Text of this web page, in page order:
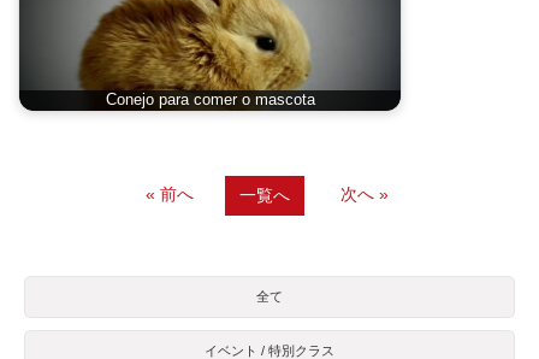
Conejo para comer o mascota
« 前へ 一覧へ 次へ »
全て
イベント / 特別クラス